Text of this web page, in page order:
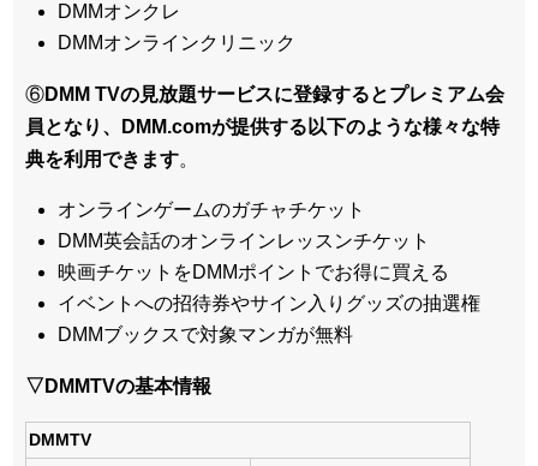
DMMオンクレ
DMMオンラインクリニック
⑥DMM TVの見放題サービスに登録するとプレミアム会
員となり、DMM.comが提供する以下のような様々な特
典を利用できます。
オンラインゲームのガチャチケット
DMM英会話のオンラインレッスンチケット
映画チケットをDMMポイントでお得に買える
イベントへの招待券やサイン入りグッズの抽選権
DMMブックスで対象マンガが無料
▽DMMTVの基本情報
DMMTV